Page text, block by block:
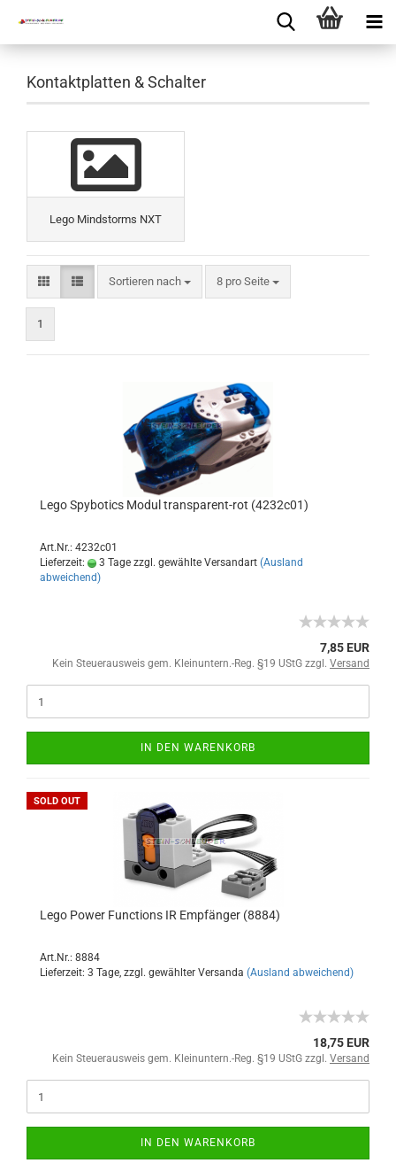
Kontaktplatten & Schalter
Lego Mindstorms NXT
Sortieren nach 8 pro Seite
1
Lego Spybotics Modul transparent-rot (4232c01)
Art.Nr.: 4232c01
Lieferzeit:
3 Tage zzgl. gewählte Versandart (Ausland
abweichend)
7,85 EUR
Kein Steuerausweis gem. Kleinuntern.-Reg. §19 UStG zzgl. Versand
IN DEN WARENKORB
SOLD OUT
Lego Power Functions IR Empfänger (8884)
Art.Nr.: 8884
Lieferzeit: 3 Tage, zzgl. gewählter Versanda (Ausland abweichend)
18,75 EUR
Kein Steuerausweis gem. Kleinuntern.-Reg. §19 UStG zzgl. Versand
IN DEN WARENKORB